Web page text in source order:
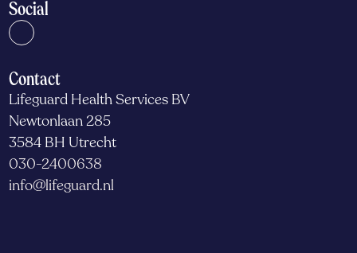
Social
Contact
Lifeguard Health Services BV
Newtonlaan 285
3584 BH Utrecht
030-2400638
info@lifeguard.nl